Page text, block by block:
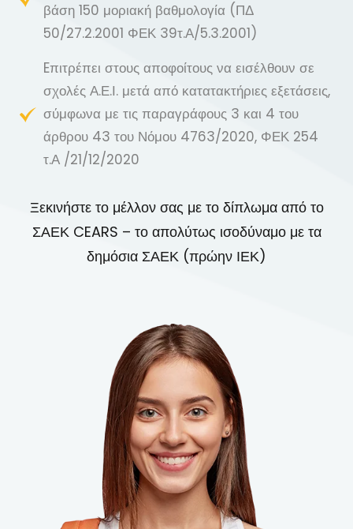
βάση 150 μοριακή βαθμολογία (ΠΔ
50/27.2.2001 ΦΕΚ 39τ.Α/5.3.2001)
Eπιτρέπει στους αποφοίτους να εισέλθουν σε
σχολές Α.Ε.Ι. μετά από κατατακτήριες εξετάσεις,
σύμφωνα με τις παραγράφους 3 και 4 του
άρθρου 43 του Νόμου 4763/2020, ΦΕΚ 254
τ.Α /21/12/2020
Ξεκινήστε το μέλλον σας με το δίπλωμα από το
ΣΑΕΚ CEARS – το απολύτως ισοδύναμο με τα
δημόσια ΣΑΕΚ (πρώην ΙΕΚ)